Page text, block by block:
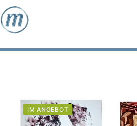
IM ANGEBOT